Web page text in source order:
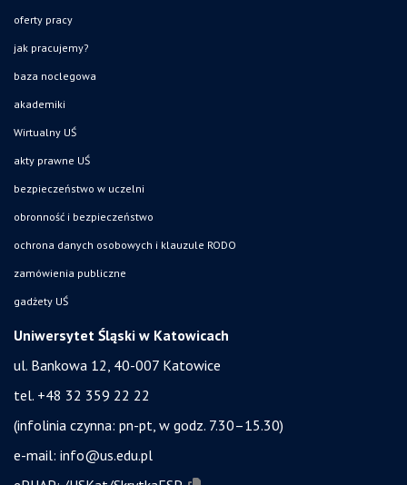
oferty pracy
jak pracujemy?
baza noclegowa
akademiki
Wirtualny UŚ
akty prawne UŚ
bezpieczeństwo w uczelni
obronność i bezpieczeństwo
ochrona danych osobowych i klauzule RODO
zamówienia publiczne
gadżety UŚ
Uniwersytet Śląski w Katowicach
ul. Bankowa 12, 40-007 Katowice
tel. +48 32 359 22 22
(infolinia czynna: pn-pt, w godz. 7.30–15.30)
e-mail: info@us.edu.pl